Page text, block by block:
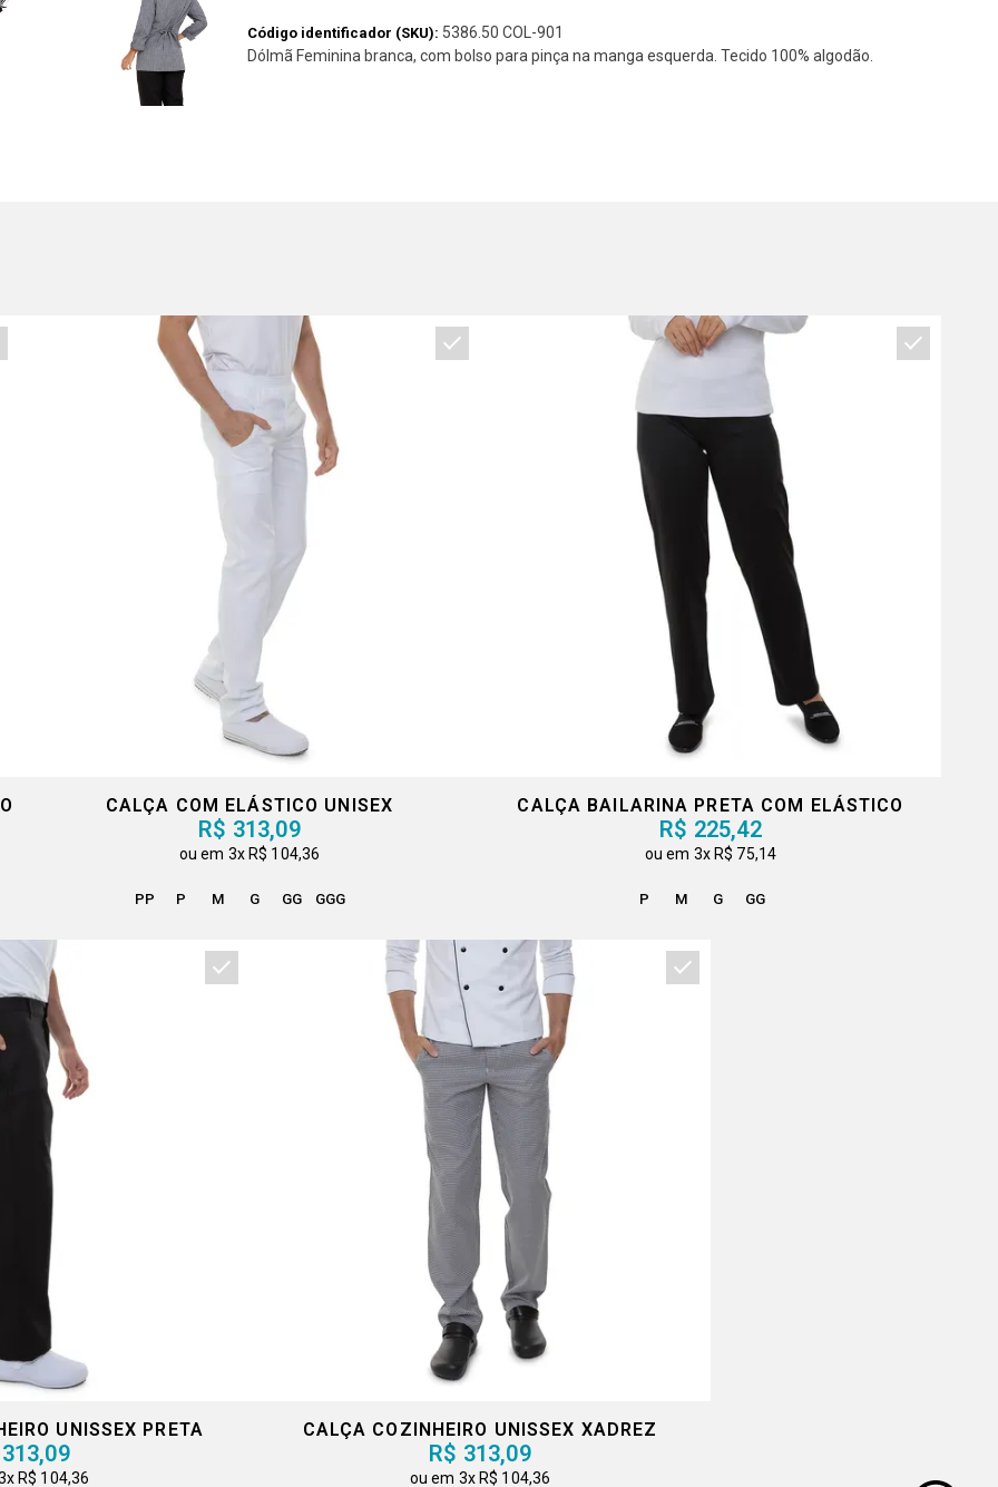
Código identificador (SKU): 5386.50 COL-901
Dólmã Feminina branca, com bolso para pinça na manga esquerda. Tecido 100% algodão.
CALÇA COM ELÁSTICO UNISEX
R$ 313,09
3xR$ 104,36
PP P M G GG GGG
CALÇA BAILARINA PRETA COM ELÁSTICO
R$ 225,42
3xR$ 75,14
P M G GG
UNISSEX PRETA
R$ 104,36
CALÇA COZINHEIRO UNISSEX XADREZ
R$ 313,09
3xR$ 104,36